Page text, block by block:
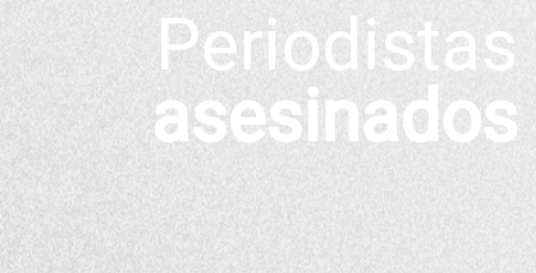
Periodistas
asesinados